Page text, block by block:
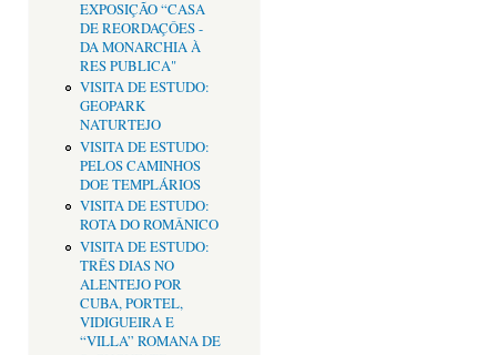
EXPOSIÇÃO “CASA
DE REORDAÇÔES -
DA MONARCHIA À
RES PUBLICA"
VISITA DE ESTUDO:
GEOPARK
NATURTEJO
VISITA DE ESTUDO:
PELOS CAMINHOS
DOE TEMPLÁRIOS
VISITA DE ESTUDO:
ROTA DO ROMÂNICO
VISITA DE ESTUDO:
TRÊS DIAS NO
ALENTEJO POR
CUBA, PORTEL,
VIDIGUEIRA E
“VILLA” ROMANA DE